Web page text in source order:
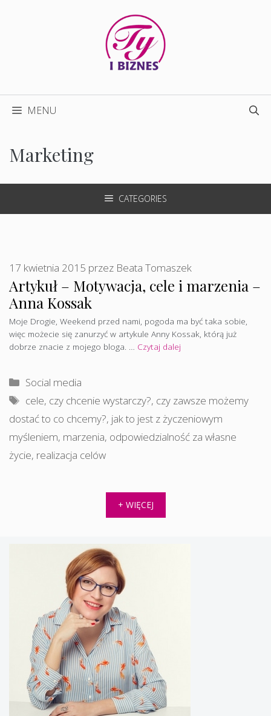
MENU
Marketing
CATEGORIES
Artykuł – Motywacja, cele i marzenia –
Anna Kossak
17 kwietnia 2015 przez Beata Tomaszek
Moje Drogie, Weekend przed nami, pogoda ma być taka sobie,
więc możecie się zanurzyć w artykule Anny Kossak, którą już
dobrze znacie z mojego bloga. … Czytaj dalej
Kategorie
Social media
Tagi
cele, czy chcenie wystarczy?, czy zawsze możemy
dostać to co chcemy?, jak to jest z życzeniowym
myśleniem, marzenia, odpowiedzialność za własne
życie, realizacja celów
+ WIĘCEJ